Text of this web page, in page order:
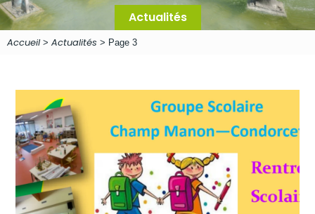
Actualités
Accueil> Actualités > Page 3